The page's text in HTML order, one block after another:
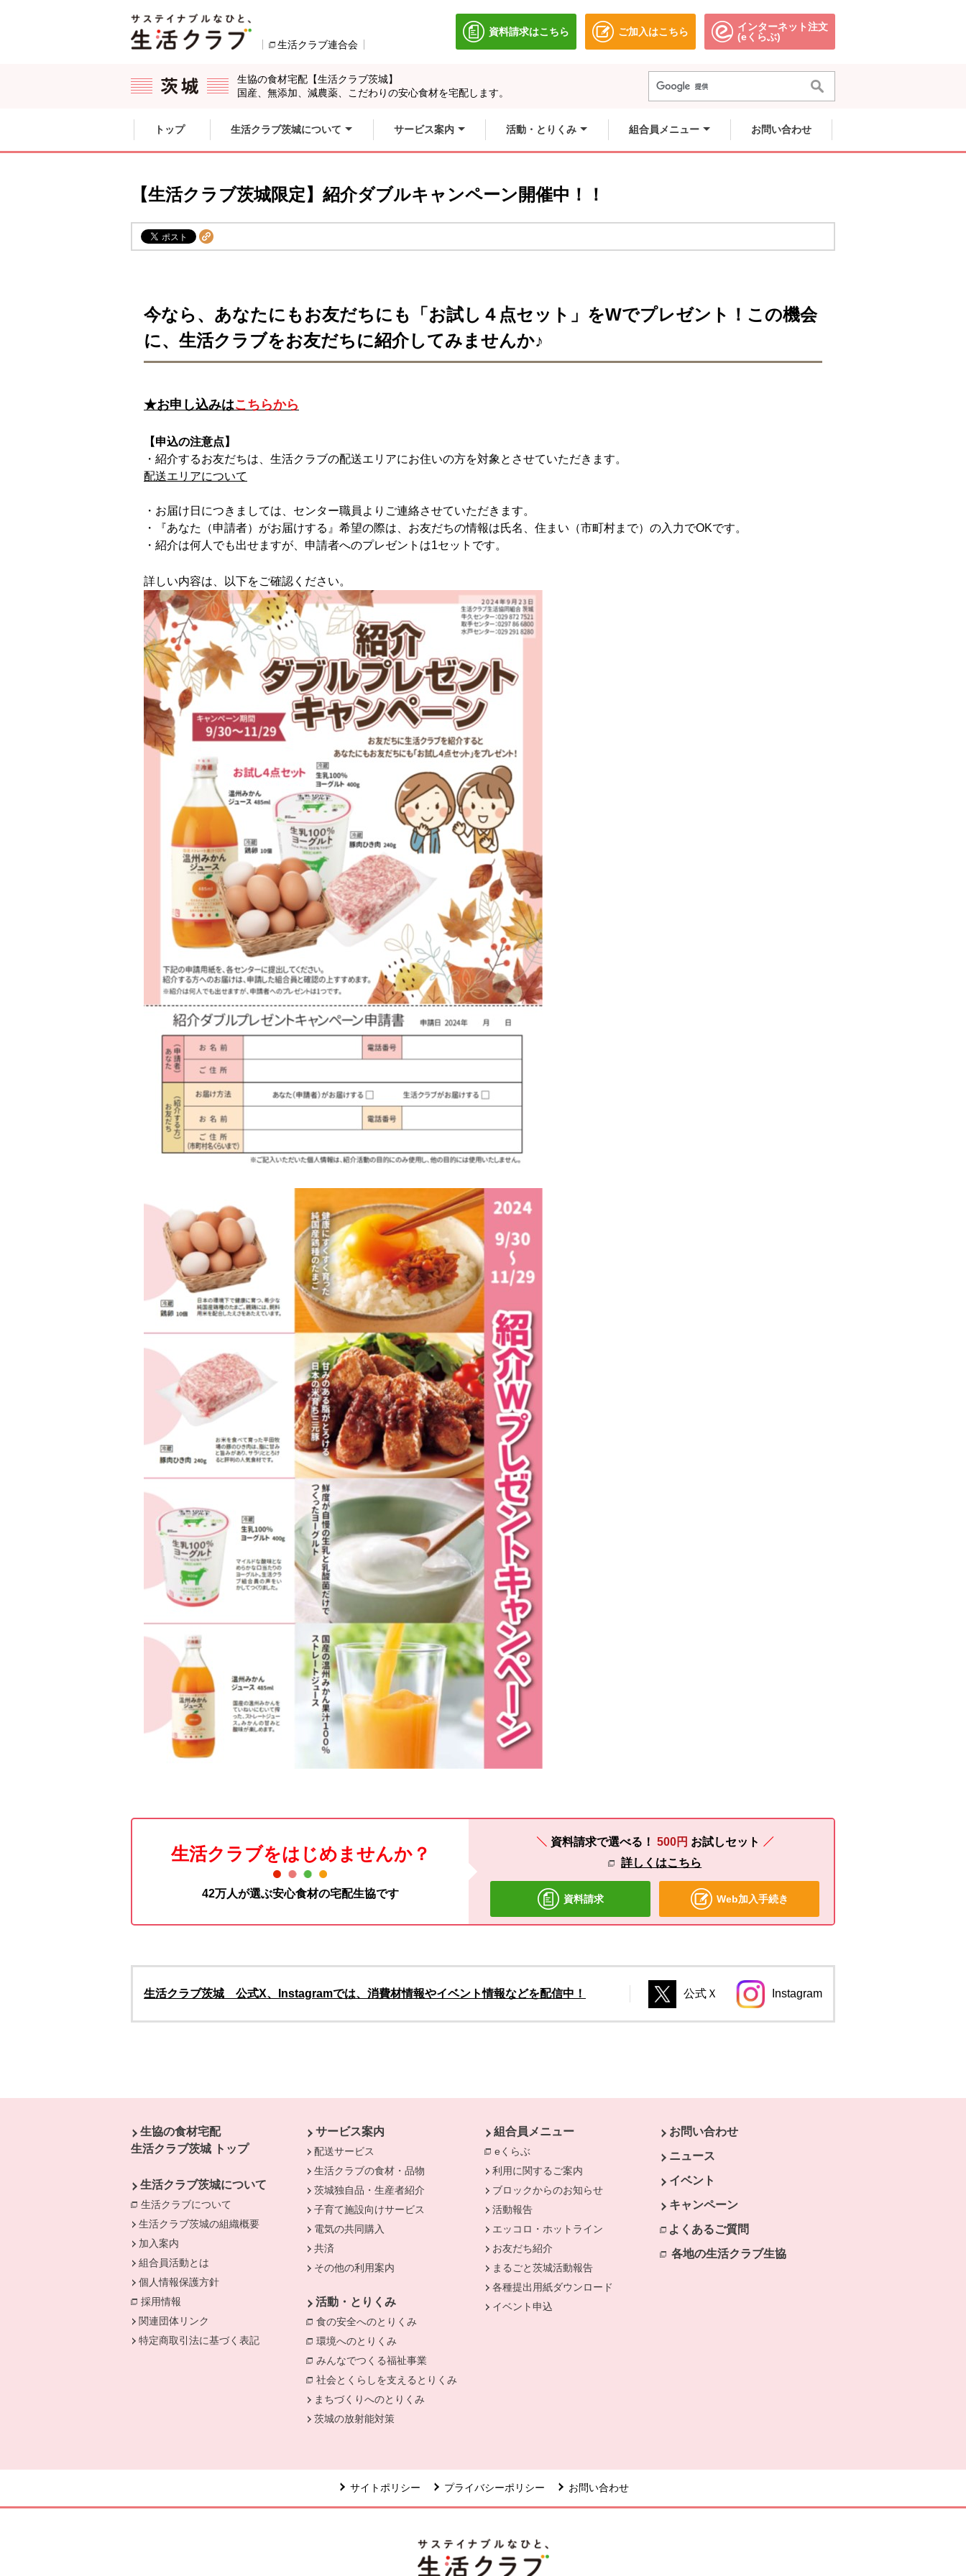
生活クラブ連合会 別のウィンドウで開きます。
資料請求はこちら
別のウィンドウで開きます。ご加入はこちら
別のウィンドウで開きます。
インターネット注文
(eくらぶ)別のウィンドウで開きます。
生協の食材宅配【生活クラブ茨城】
国産、無添加、減農薬、こだわりの安心食材を宅配します。
ここからサイト内共通メニューです。
サイト内共通メニューをスキップする
トップ 生活クラブ茨城について サービス案内 活動・とりくみ 組合員メニュー お問い合わせ
【生活クラブ茨城限定】紹介ダブルキャンペーン開催中！！
今なら、あなたにもお友だちにも「お試し４点セット」をWでプレゼント！この機会
に、生活クラブをお友だちに紹介してみませんか♪
★お申し込みはこちらから
【申込の注意点】
・紹介するお友だちは、生活クラブの配送エリアにお住いの方を対象とさせていただきます。
配送エリアについて
・お届け日につきましては、センター職員よりご連絡させていただきます。
・『あなた（申請者）がお届けする』希望の際は、お友だちの情報は氏名、住まい（市町村まで）の入力でOKです。
・紹介は何人でも出せますが、申請者へのプレゼントは1セットです。
詳しい内容は、以下をご確認ください。
生活クラブをはじめませんか？
42万人が選ぶ安心食材の宅配生協です
資料請求で選べる！ 500円 お試しセット
詳しくはこちら
資料請求 Web加入手続き
生活クラブ茨城 公式X、Instagramでは、消費材情報やイベント情報などを配信中！
別のウィンドウで開きます。
公式Ｘ
別のウィンドウで開きます。
別のウィンドウで開きます。
Instagram
別のウィンドウで開きます。
生協の食材宅配
生活クラブ茨城 トップ
生活クラブ茨城について
生活クラブについて
別のウィンドウで開きます。
生活クラブ茨城の組織概要
加入案内
組合員活動とは
個人情報保護方針
採用情報
関連団体リンク
特定商取引法に基づく表記
サービス案内
配送サービス
生活クラブの食材・品物
茨城独自品・生産者紹介
子育て施設向けサービス
電気の共同購入
共済
その他の利用案内
活動・とりくみ
食の安全へのとりくみ
環境へのとりくみ
みんなでつくる福祉事業
社会とくらしを支えるとりくみ
まちづくりへのとりくみ
茨城の放射能対策
組合員メニュー
eくらぶ
利用に関するご案内
ブロックからのお知らせ
活動報告
エッコロ・ホットライン
お友だち紹介
まるごと茨城活動報告
各種提出用紙ダウンロード
イベント申込
お問い合わせ
ニュース
イベント
キャンペーン
よくあるご質問
各地の生活クラブ生協
サイトポリシー プライバシーポリシー お問い合わせ